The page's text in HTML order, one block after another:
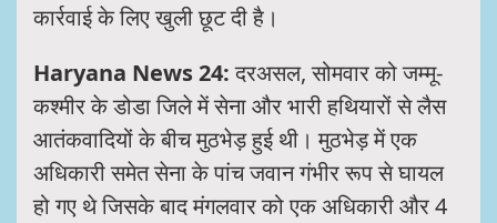
कार्रवाई के लिए खुली छूट दी है।
Haryana News 24:दरअसल, सोमवार को जम्मू-
कश्मीर के डोडा जिले में सेना और भारी हथियारों से लैस
आतंकवादियों के बीच मुठभेड़ हुई थी। मुठभेड़ में एक
अधिकारी समेत सेना के पांच जवान गंभीर रूप से घायल
हो गए थे जिसके बाद मंगलवार को एक अधिकारी और 4